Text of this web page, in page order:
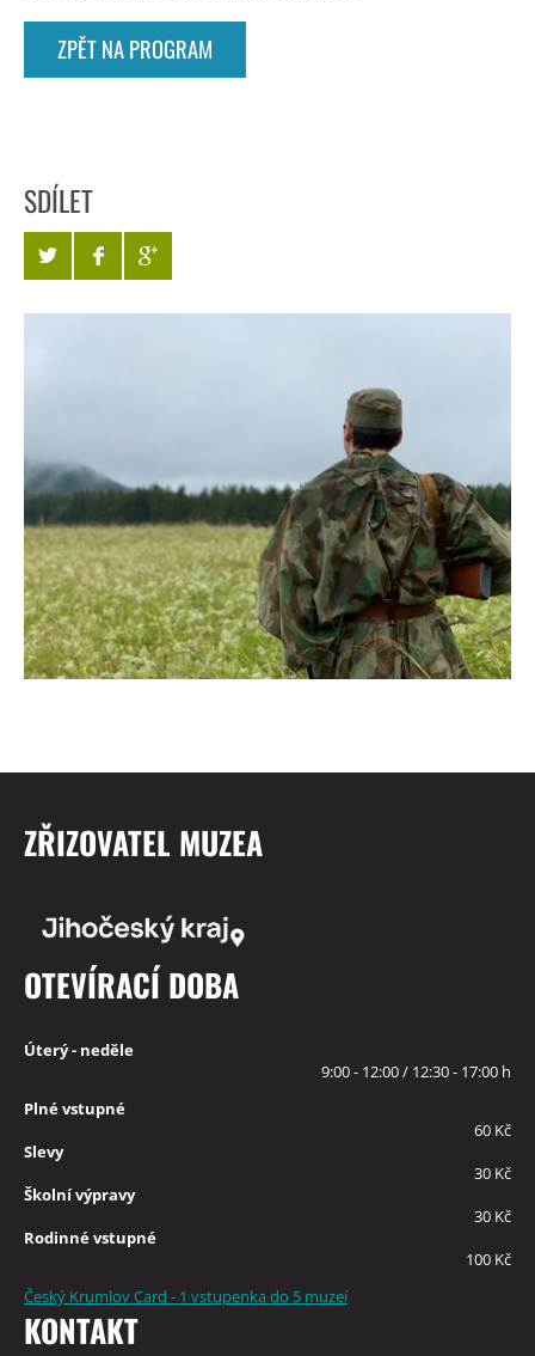
ZPĚT NA PROGRAM
SDÍLET
ZŘIZOVATEL MUZEA
OTEVÍRACÍ DOBA
Úterý - neděle
9:00 - 12:00 / 12:30 - 17:00 h
Plné vstupné
60 Kč
Slevy
30 Kč
Školní výpravy
30 Kč
Rodinné vstupné
100 Kč
Český Krumlov Card - 1 vstupenka do 5 muzeí
KONTAKT